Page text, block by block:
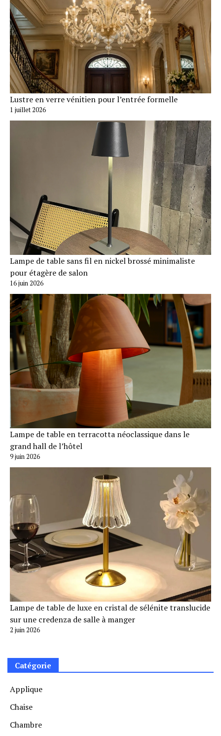
Lustre en verre vénitien pour l’entrée formelle
1 juillet 2026
Lampe de table sans fil en nickel brossé minimaliste
pour étagère de salon
16 juin 2026
Lampe de table en terracotta néoclassique dans le
grand hall de l’hôtel
9 juin 2026
Lampe de table de luxe en cristal de sélénite translucide
sur une credenza de salle à manger
2 juin 2026
Catégorie
Applique
Chaise
Chambre